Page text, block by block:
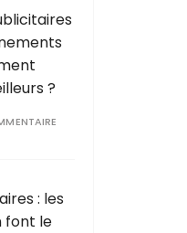
?
: les
font le